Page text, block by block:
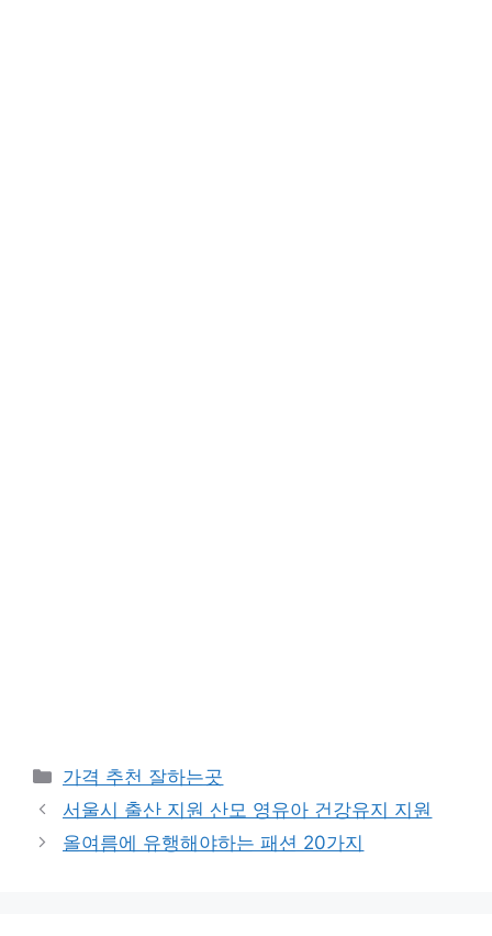
카
테
고
리
가격 추천 잘하는곳
서울시 출산 지원 산모 영유아 건강유지 지원
올여름에 유행해야하는 패션 20가지